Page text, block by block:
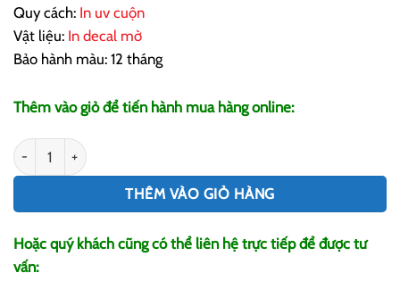
Quy cách: In uv cuộn
Vật liệu: In decal mờ
Bảo hành màu: 12 tháng
Thêm vào giỏ để tiến hành mua hàng online:
In Decal Mờ số lượng
THÊM VÀO GIỎ HÀNG
Hoặc quý khách cũng có thể liên hệ trực tiếp để được tư
vấn: